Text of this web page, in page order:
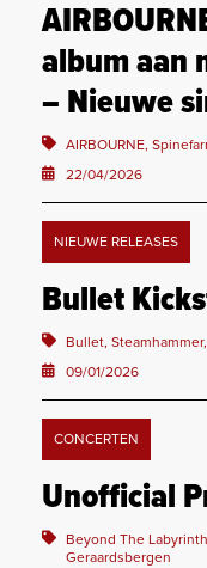
album aan
– Nieuwe
AIRBOURNE,
22/04/2026
NIEUWE RELEASES
Bullet
Bullet,
09/01/2026
CONCERTEN
Unofficial
Beyond The
Geraardsbergen